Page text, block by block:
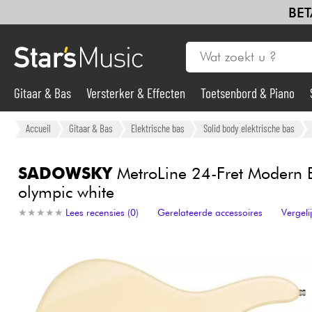
Gitaar & Bas
Synths & samplers
Microfoon
Viool & Quatuor
Gitaar & Bas Versterker & Effecten Toetsenbord & Piano
Accueil Gitaar & Bas Elektrische bas Solid body elektrische bas
SADOWSKYMetroLine 24-Fret Modern
olympic white
★ ★ ★ ★ ★
★ ★ ★ ★ ★ Lees recensies (0) Gerelateerde accessoires